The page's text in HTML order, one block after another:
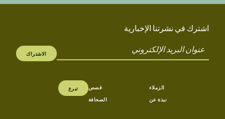
اشترك في نشرتنا الإخبارية
الاشتراك
الزملاء
نبذة عن
قصص
الصحافة
تبرع